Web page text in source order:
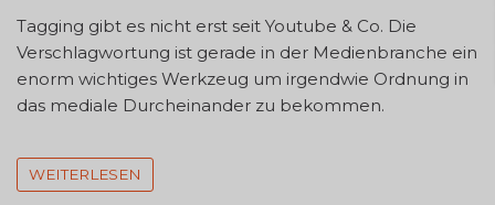
Tagging gibt es nicht erst seit Youtube & Co. Die
Verschlagwortung ist gerade in der Medienbranche ein
enorm wichtiges Werkzeug um irgendwie Ordnung in
das mediale Durcheinander zu bekommen.
WEITERLESEN